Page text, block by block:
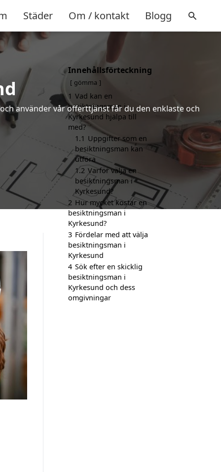
Städer Om / kontakt Blogg
använder vår offerttjänst får du den enklaste och
Innehållsförteckning
gömma
1 Vad kan en
besiktningsman i
Kyrkesund hjälpa till
med?
1.1 Uppgifter som en
besiktningsman kan
utföra
1.2 Varför välja en
besiktningsman i
Kyrkesund?
2 Hur mycket kostar en
besiktningsman i
Kyrkesund?
3 Fördelar med att välja
besiktningsman i
Kyrkesund
4 Sök efter en skicklig
besiktningsman i
Kyrkesund och dess
omgivningar